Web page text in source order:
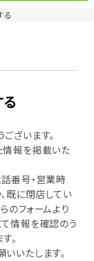
る
ざいます。
情報を掲載いた
番号・営業時
既に閉店してい
のフォームより
情報を確認のう
。
いたします。